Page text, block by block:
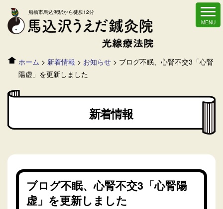
船橋市馬込沢駅から徒歩12分
ホーム > 新着情報 > お知らせ> ブログ不眠、心腎不交3「心腎
陽虚」を更新しました
新着情報
ブログ不眠、心腎不交3「心腎陽
虚」を更新しました